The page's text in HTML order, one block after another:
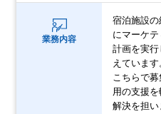
業務内容
宿泊施設
にマーケ
計画を実
えています
こちらで
用の支援
解決を担い